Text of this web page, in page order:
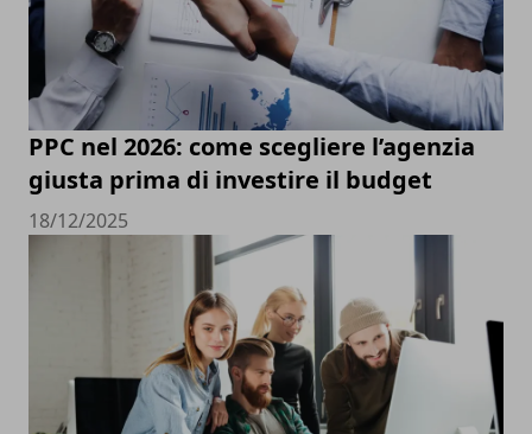
PPC nel 2026: come scegliere l’agenzia
giusta prima di investire il budget
18/12/2025